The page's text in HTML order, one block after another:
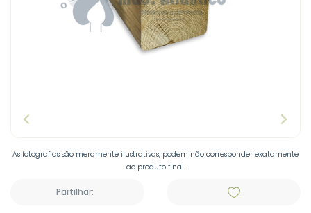
As fotografias são meramente ilustrativas, podem não corresponder exatamente
ao produto final.
Partilhar: